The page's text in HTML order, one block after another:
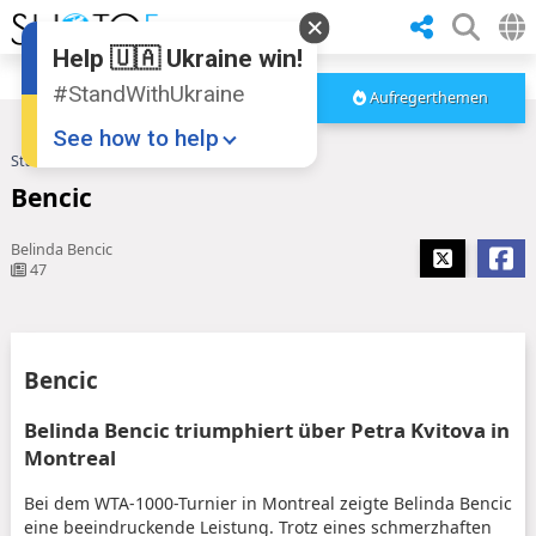
Aufregerthemen
Startseite
Bencic
Belinda Bencic
47
Bencic
Belinda Bencic triumphiert über Petra Kvitova in
Montreal
Bei dem WTA-1000-Turnier in Montreal zeigte Belinda Bencic
eine beeindruckende Leistung. Trotz eines schmerzhaften
Help 🇺🇦 Ukraine win!
#StandWithUkraine
See how to help
Share this widget